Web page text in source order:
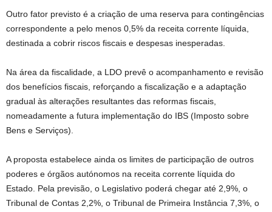
Outro fator previsto é a criação de uma reserva para contingências
correspondente a pelo menos 0,5% da receita corrente líquida,
destinada a cobrir riscos fiscais e despesas inesperadas.
Na área da fiscalidade, a LDO prevê o acompanhamento e revisão
dos benefícios fiscais, reforçando a fiscalização e a adaptação
gradual às alterações resultantes das reformas fiscais,
nomeadamente a futura implementação do IBS (Imposto sobre
Bens e Serviços).
A proposta estabelece ainda os limites de participação de outros
poderes e órgãos autónomos na receita corrente líquida do
Estado. Pela previsão, o Legislativo poderá chegar até 2,9%, o
Tribunal de Contas 2,2%, o Tribunal de Primeira Instância 7,3%, o